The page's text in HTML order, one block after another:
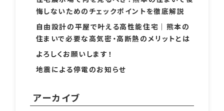
悔しないためのチェックポイントを徹底解説
自由設計の平屋で叶える高性能住宅｜熊本の
住まいで必要な高気密・高断熱のメリットとは
よろしくお願いします！
地震による停電のお知らせ
アーカイブ